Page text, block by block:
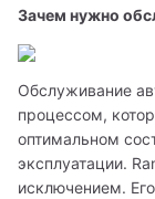
Зачем нужно
Обслуживание
процессом,
оптимальном
эксплуатации.
исключением.